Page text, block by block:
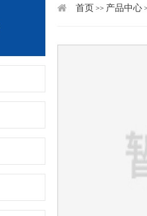
首页 >> 产品中心